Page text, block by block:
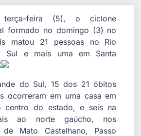
feira (5), o ciclone
formado no domingo (3) no
matou 21 pessoas no Rio
Sul e mais uma em Santa
do Sul, 15 dos 21 óbitos
ocorreram em uma casa em
centro do estado, e seis na
ao norte gaúcho, nos
de Mato Castelhano, Passo